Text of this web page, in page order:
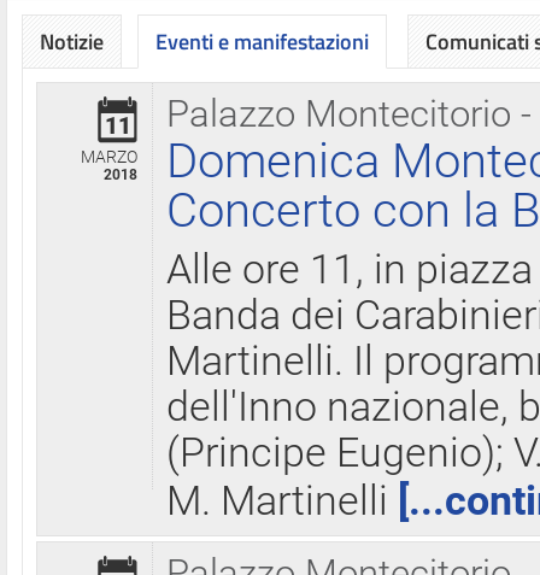
Notizie Eventi e manifestazioni
Palazzo Montecitorio
11
MARZO
2018
Domenica
Concerto con la
Alle ore 11, in
Banda dei
Martinelli. Il
dell'Inno nazionale,
(Principe Eugenio);
M. Martinelli
Comunicati